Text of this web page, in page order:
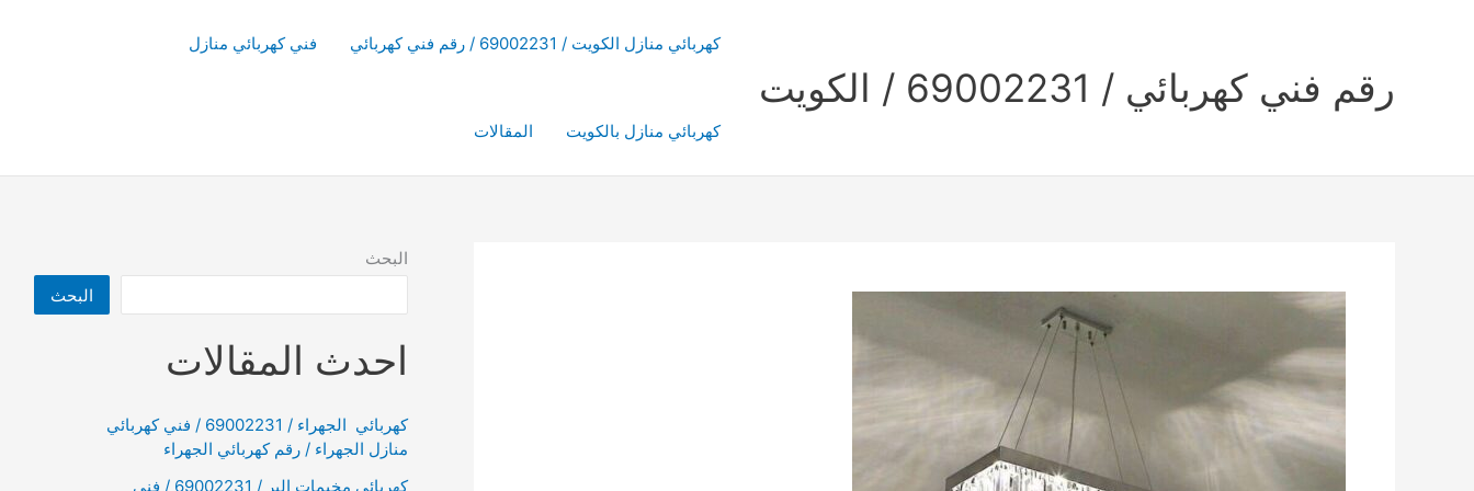
رقم فني كهربائي / 69002231 / الكويت
كهربائي منازل الكويت / 69002231 / رقم فني كهربائي فني كهربائي منازل
كهربائي منازل بالكويت المقالات
البحث
البحث
احدث المقالات
كهربائي الجهراء / 69002231 / فني كهربائي
منازل الجهراء / رقم كهربائي الجهراء
كهربائي مخيمات البر / 69002231 / فني